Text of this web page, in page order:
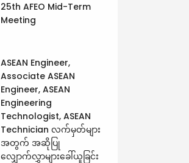
25th AFEO Mid-Term
Meeting
ASEAN Engineer,
Associate ASEAN
Engineer, ASEAN
Engineering
Technologist, ASEAN
Technician လက်မှတ်များ
အတွက် အဆိုပြု
လျှောက်လွှာများခေါ်ယူခြင်း